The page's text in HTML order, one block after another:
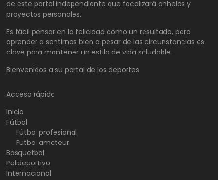
de este portal independiente que focalizará anhelos y
proyectos personales.
Es fácil pensar en la felicidad como un resultado, pero
aprender a sentirnos bien a pesar de las circunstancias es
clave para mantener un estilo de vida saludable.
Bienvenidos a su portal de los deportes.
Acceso rápido
Inicio
Fútbol
Fútbol profesional
Futbol amateur
Basquetbol
Polideportivo
Internacional